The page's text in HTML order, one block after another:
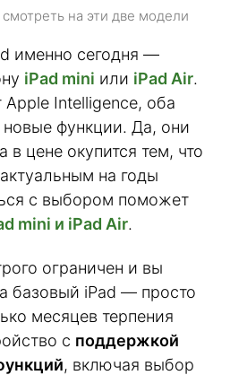
на эти две модели
именно сегодня —
iPad mini или iPad Air.
Intelligence, оба
новые функции. Да, они
цене окупится тем, что
на годы
с выбором поможет
mini и iPad Air.
ограничен и вы
базовый iPad — просто
месяцев терпения
с поддержкой
, включая выбор